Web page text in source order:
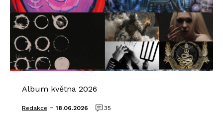
Album května 2026
Redakce - 18.06.2026 35